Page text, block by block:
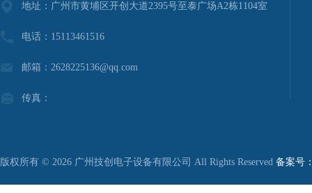
地址：广州市黄埔区开创大道2395号至泰广场A2栋1104室
电话：15113461516
邮箱：2628225136@qq.com
传真：
版权所有 © 2026 广州技创电子设备有限公司 All Rights Reserved 备案号